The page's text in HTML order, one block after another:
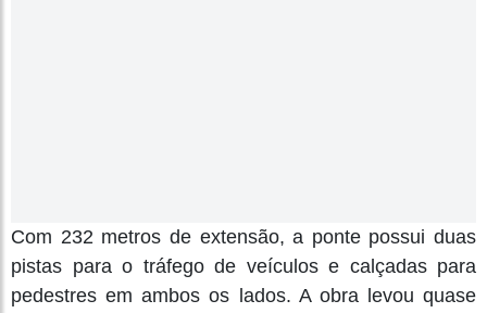
Com 232 metros de extensão, a ponte possui duas
pistas para o tráfego de veículos e calçadas para
pedestres em ambos os lados. A obra levou quase